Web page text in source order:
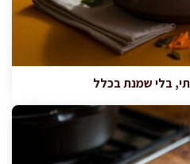
בלי שמנת בכלל